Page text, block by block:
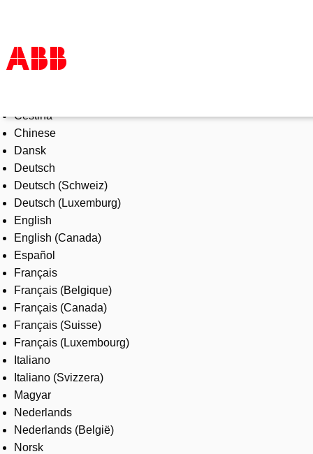
Products & Solutions
Industries
Services
About us
Where to buy
Contact us
Careers
Čeština
Chinese
Dansk
Deutsch
Deutsch (Schweiz)
Deutsch (Luxemburg)
English
English (Canada)
Español
Français
Français (Belgique)
Français (Canada)
Français (Suisse)
Français (Luxembourg)
Italiano
Italiano (Svizzera)
Magyar
Nederlands
Nederlands (België)
Norsk